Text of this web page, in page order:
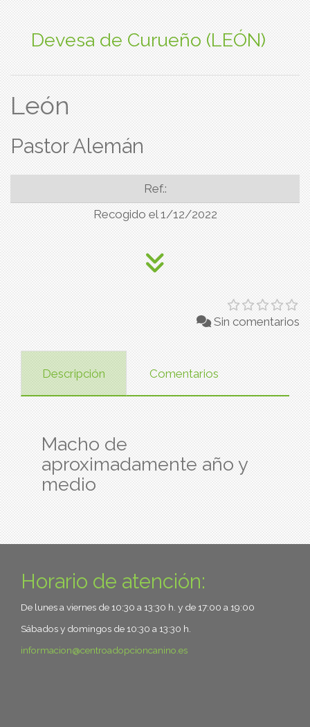
Devesa de Curueño (LEÓN)
León
Pastor Alemán
Ref.:
Recogido el 1/12/2022
Sin comentarios
Descripción Comentarios
Macho de
aproximadamente año y
medio
Horario de atención:
De lunes a viernes de 10:30 a 13:30 h. y de 17:00 a 19:00
Sábados y domingos de 10:30 a 13:30 h.
informacion
centroadopcioncanino.es